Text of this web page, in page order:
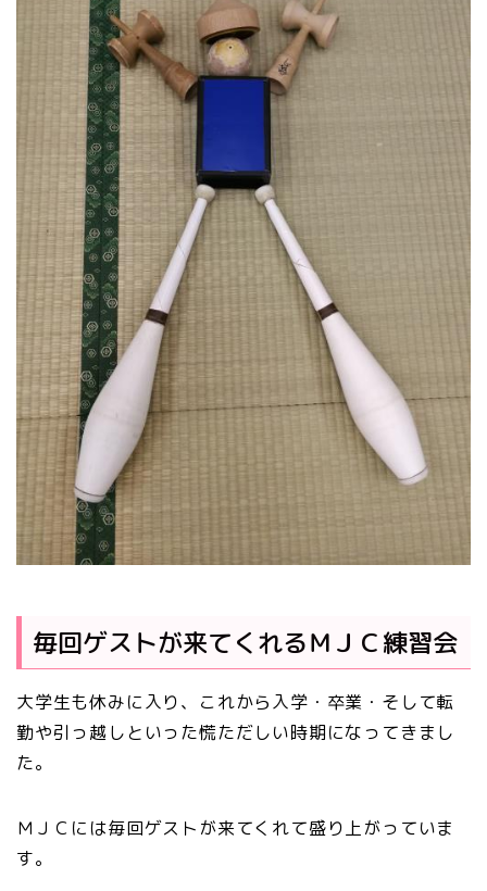
毎回ゲストが来てくれるＭＪＣ練習会
大学生も休みに入り、これから入学・卒業・そして転
勤や引っ越しといった慌ただしい時期になってきまし
た。
ＭＪＣには毎回ゲストが来てくれて盛り上がっていま
す。